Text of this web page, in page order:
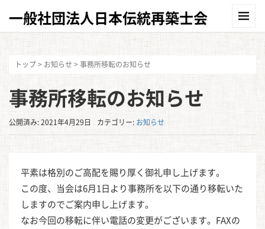
一般社団法人日本伝統再築士会
トップ> お知らせ > 事務所移転のお知らせ
事務所移転のお知らせ
公開済み: 2021年4月29日 カテゴリー: お知らせ
平素は格別のご高配を賜り厚く御礼申し上げます。
この度、当会は6月1日より事務所を以下の通り移転いた
しますのでご案内申し上げます。
なお今回の移転に伴い電話の変更がございます。FAXの